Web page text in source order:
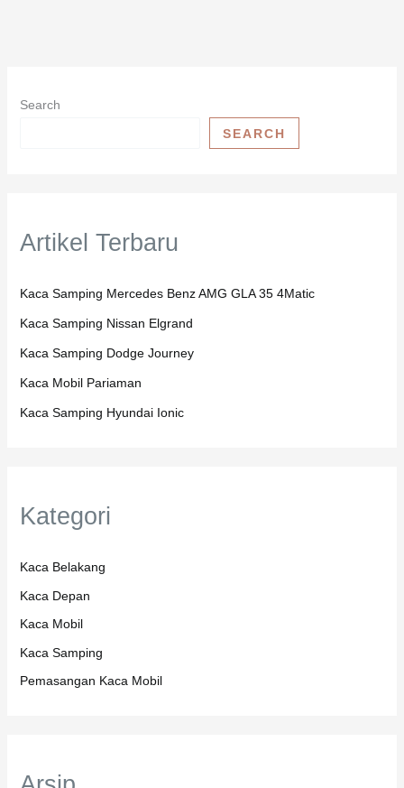
Search
SEARCH
Artikel Terbaru
Kaca Samping Mercedes Benz AMG GLA 35 4Matic
Kaca Samping Nissan Elgrand
Kaca Samping Dodge Journey
Kaca Mobil Pariaman
Kaca Samping Hyundai Ionic
Kategori
Kaca Belakang
Kaca Depan
Kaca Mobil
Kaca Samping
Pemasangan Kaca Mobil